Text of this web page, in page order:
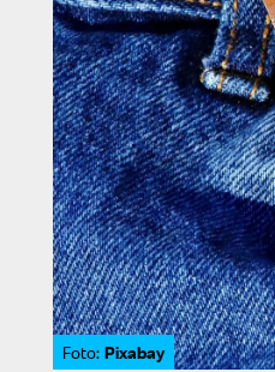
Foto: Pixabay